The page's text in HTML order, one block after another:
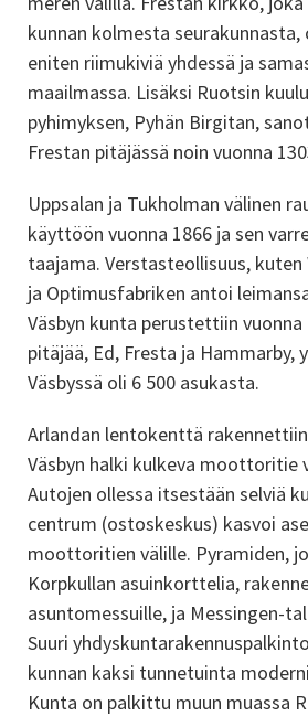
kunnan kolmesta seurakunnasta,
eniten riimukiviä yhdessä ja
maailmassa. Lisäksi Ruotsin
pyhimyksen, Pyhän Birgitan,
Frestan pitäjässä noin vuonna
Uppsalan ja Tukholman välinen
käyttöön vuonna 1866 ja sen
taajama. Verstasteollisuus, kuten
ja Optimusfabriken antoi
Väsbyn kunta perustettiin
pitäjää, Ed, Fresta ja Hammarby,
Väsbyssä oli 6 500 asukasta.
Arlandan lentokenttä
Väsbyn halki kulkeva moottoritie
Autojen ollessa itsestään selviä
centrum (ostoskeskus) kasvoi
moottoritien välille. Pyramiden,
Korpkullan asuinkorttelia,
asuntomessuille, ja Messingen-
Suuri
kunnan kaksi tunnetuinta
Kunta on palkittu muun muassa